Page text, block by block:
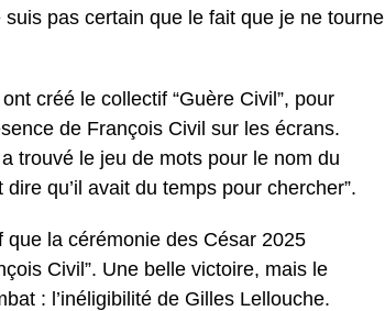
pas certain que le fait que je ne tourne
créé le collectif “Guère Civil”, pour
de François Civil sur les écrans.
trouvé le jeu de mots pour le nom du
qu’il avait du temps pour chercher”.
que la cérémonie des César 2025
Civil”. Une belle victoire, mais le
: l’inéligibilité de Gilles Lellouche.